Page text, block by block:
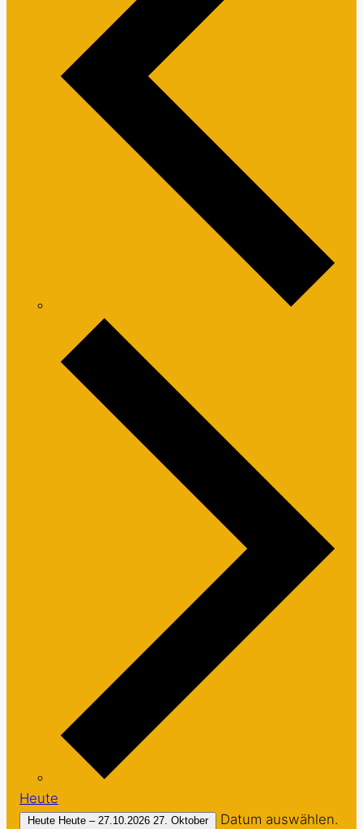
Heute
Heute Heute – 27.10.2026 27. Oktober Datum auswählen.